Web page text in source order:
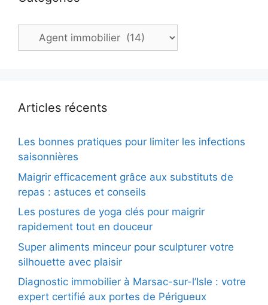
Catégories
Articles récents
Les bonnes pratiques pour limiter les infections
saisonnières
Maigrir efficacement grâce aux substituts de
repas : astuces et conseils
Les postures de yoga clés pour maigrir
rapidement tout en douceur
Super aliments minceur pour sculpturer votre
silhouette avec plaisir
Diagnostic immobilier à Marsac-sur-l’Isle : votre
expert certifié aux portes de Périgueux